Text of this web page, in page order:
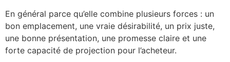
En général parce qu’elle combine plusieurs forces : un
bon emplacement, une vraie désirabilité, un prix juste,
une bonne présentation, une promesse claire et une
forte capacité de projection pour l’acheteur.